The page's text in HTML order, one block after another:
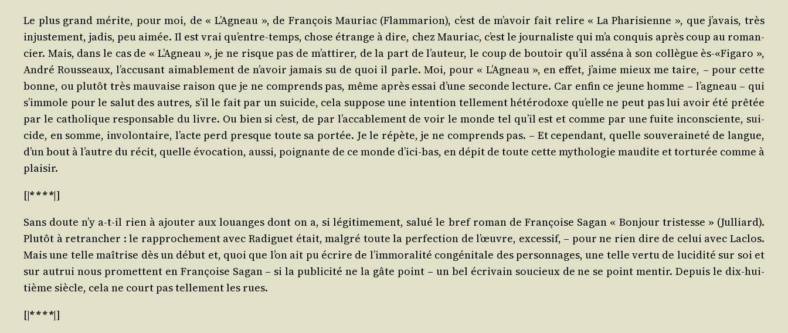
Le plus grand mérite, pour moi, de « L’Agneau », de Fran­çois Mau­riac (Flam­ma­rion), c’est de m’avoir fait relire « La Pha­ri­sienne », que j’avais, très
injus­te­ment, jadis, peu aimée. Il est vrai qu’entre-temps, chose étrange à dire, chez Mau­riac, c’est le jour­na­liste qui m’a conquis après coup au roman­
cier. Mais, dans le cas de « L’Agneau », je ne risque pas de m’attirer, de la part de l’auteur, le coup de bou­toir qu’il assé­na à son col­lègue ès-«Figaro »,
André Rous­seaux, l’accusant aima­ble­ment de n’avoir jamais su de quoi il parle. Moi, pour « L’Agneau », en effet, j’aime mieux me taire, – pour cette
bonne, ou plu­tôt très mau­vaise rai­son que je ne com­prends pas, même après essai d’une seconde lec­ture. Car enfin ce jeune homme – l’agneau – qui
s’immole pour le salut des autres, s’il le fait par un sui­cide, cela sup­pose une inten­tion tel­le­ment hété­ro­doxe qu’elle ne peut pas lui avoir été prê­tée
par le catho­lique res­pon­sable du livre. Ou bien si c’est, de par l’accablement de voir le monde tel qu’il est et comme par une fuite incons­ciente, sui­
cide, en somme, invo­lon­taire, l’acte perd presque toute sa por­tée. Je le répète, je ne com­prends pas. – Et cepen­dant, quelle sou­ve­rai­ne­té de langue,
d’un bout à l’autre du récit, quelle évo­ca­tion, aus­si, poi­gnante de ce monde d’ici-bas, en dépit de toute cette mytho­lo­gie mau­dite et tor­tu­rée comme à
plaisir.
[|* * * *|]
Sans doute n’y a‑t-il rien à ajou­ter aux louanges dont on a, si légi­ti­me­ment, salué le bref roman de Fran­çoise Sagan « Bon­jour tris­tesse » (Jul­liard).
Plu­tôt à retran­cher : le rap­pro­che­ment avec Radi­guet était, mal­gré toute la per­fec­tion de l’œuvre, exces­sif, – pour ne rien dire de celui avec Laclos.
Mais une telle maî­trise dès un début et, quoi que l’on ait pu écrire de l’immoralité congé­ni­tale des per­son­nages, une telle ver­tu de luci­di­té sur soi et
sur autrui nous pro­mettent en Fran­çoise Sagan – si la publi­ci­té ne la gâte point – un bel écri­vain sou­cieux de ne se point men­tir. Depuis le dix-hui­
tième siècle, cela ne court pas tel­le­ment les rues.
[|* * * *|]